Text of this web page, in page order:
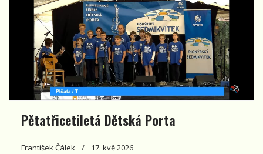
Pětatřicetiletá Dětská Porta
František Čálek 17. kvě 2026